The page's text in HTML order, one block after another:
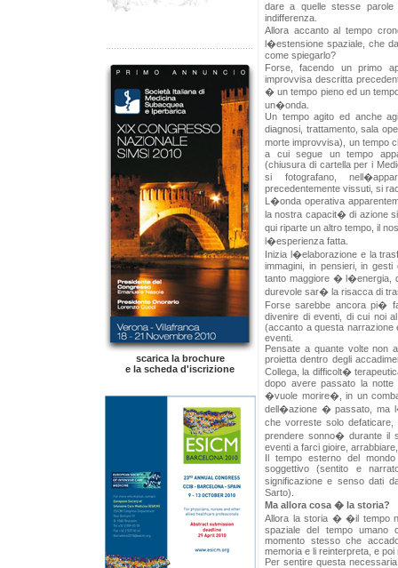
scarica la brochure
e la scheda d'iscrizione
dare a quelle stesse
indifferenza.
Allora accanto al tempo
l�estensione spaziale, che
come spiegarlo?
Forse, facendo un primo
improvvisa descritta
� un tempo pieno ed un
un�onda.
Un tempo agito ed anche
diagnosi, trattamento, sala
morte improvvisa), un tempo
a cui segue un tempo
(chiusura di cartella per i
si fotografano,
precedentemente vissuti, si
L�onda operativa
la nostra capacit� di azione
qui riparte un altro tempo, il
l�esperienza fatta.
Inizia l�elaborazione e la
immagini, in pensieri, in gesti
tanto maggiore � l�energia,
durevole sar� la risacca di
Forse sarebbe ancora pi�
divenire di eventi, di cui noi
(accanto a questa narrazione
eventi.
Pensate a quante volte non
proietta dentro degli
Collega, la difficolt�
dopo avere passato la
�vuole morire�, in un
dell�azione � passato, ma
che vorreste solo
prendere sonno� durante il
eventi a farci gioire,
Il tempo esterno del
soggettivo (sentito e
significazione e senso dati
Sarto).
Ma allora cosa � la storia?
Allora la storia � �il tempo
spaziale del tempo umano
momento stesso che
memoria e li reinterpreta, e
Per sentire questa